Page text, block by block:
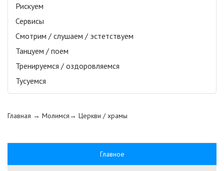
Рискуем
Сервисы
Смотрим / слушаем / эстетствуем
Танцуем / поем
Тренируемся / оздоровляемся
Тусуемся
Главная → Молимся→ Церкви / храмы
Главное